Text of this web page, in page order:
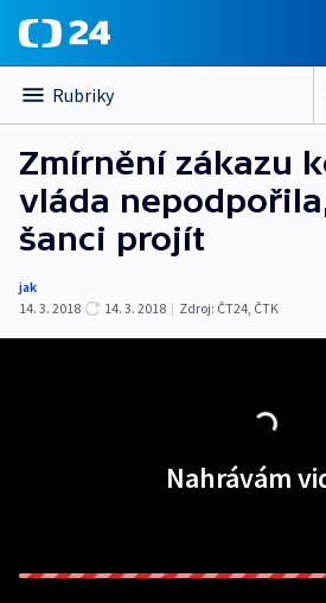
Rubriky
Zmírnění zákazu
vláda
šanci projít
jak
14. 3. 2018
14. 3. 2018 | Zdroj: ČT24, ČTK
Nahrávám